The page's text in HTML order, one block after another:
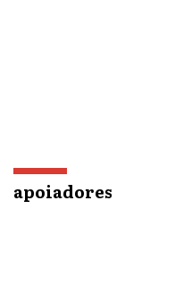
apoiadores